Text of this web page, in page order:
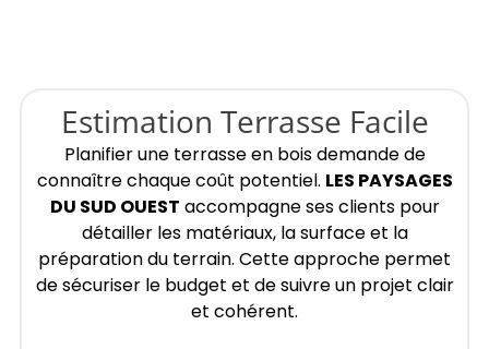
Estimation Terrasse Facile
Planifier une terrasse en bois demande de
connaître chaque coût potentiel. LES PAYSAGES
DU SUD OUEST accompagne ses clients pour
détailler les matériaux, la surface et la
préparation du terrain. Cette approche permet
de sécuriser le budget et de suivre un projet clair
et cohérent.